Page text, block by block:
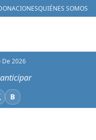
QUIÉNES SOMOS
De 2026
BBluesky